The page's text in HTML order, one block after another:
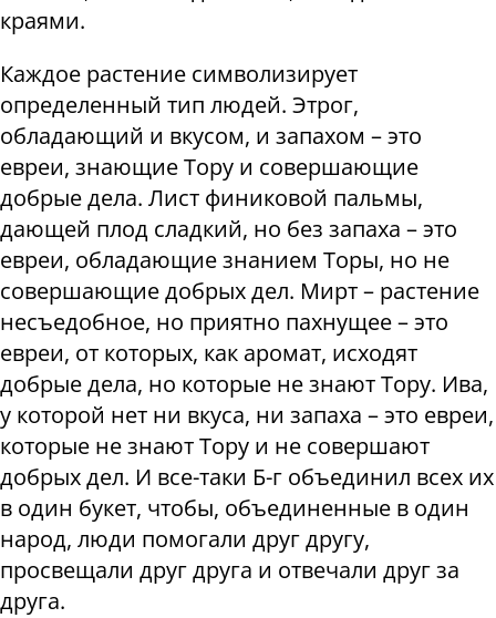
краями.
Каждое растение символизирует
определенный тип людей. Этрог,
обладающий и вкусом, и запахом – это
евреи, знающие Тору и совершающие
добрые дела. Лист финиковой пальмы,
дающей плод сладкий, но без запаха – это
евреи, обладающие знанием Торы, но не
совершающие добрых дел. Мирт – растение
несъедобное, но приятно пахнущее – это
евреи, от которых, как аромат, исходят
добрые дела, но которые не знают Тору. Ива,
у которой нет ни вкуса, ни запаха – это евреи,
которые не знают Тору и не совершают
добрых дел. И все-таки Б-г объединил всех их
в один букет, чтобы, объединенные в один
народ, люди помогали друг другу,
просвещали друг друга и отвечали друг за
друга.